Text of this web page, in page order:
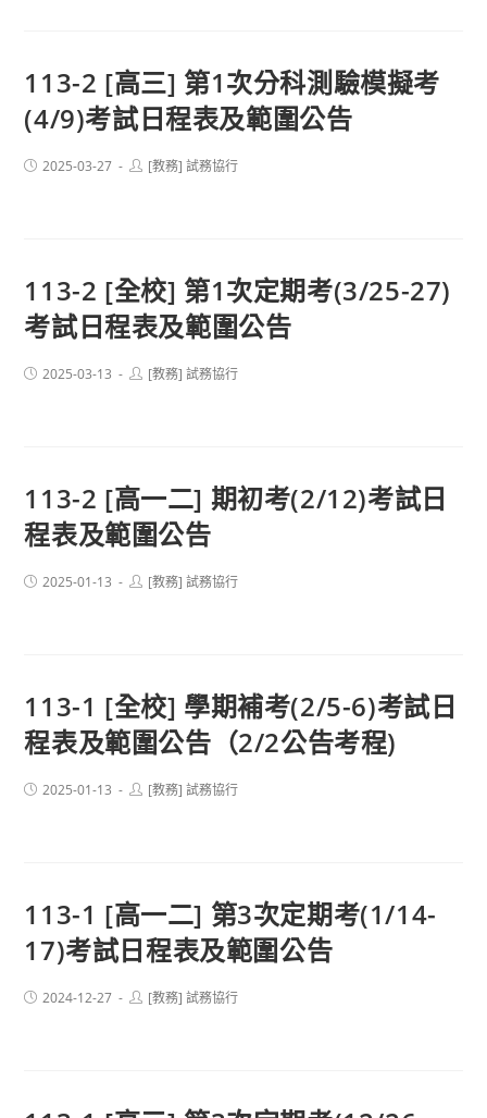
113-2 [高三] 第1次分科測驗模擬考
(4/9)考試日程表及範圍公告
Post2025-03-27
Post[教務] 試務協行
113-2 [全校] 第1次定期考(3/25-27)
考試日程表及範圍公告
Post2025-03-13
Post[教務] 試務協行
113-2 [高一二] 期初考(2/12)考試日
程表及範圍公告
Post2025-01-13
Post[教務] 試務協行
113-1 [全校] 學期補考(2/5-6)考試日
程表及範圍公告（2/2公告考程)
Post2025-01-13
Post[教務] 試務協行
113-1 [高一二] 第3次定期考(1/14-
17)考試日程表及範圍公告
Post2024-12-27
Post[教務] 試務協行